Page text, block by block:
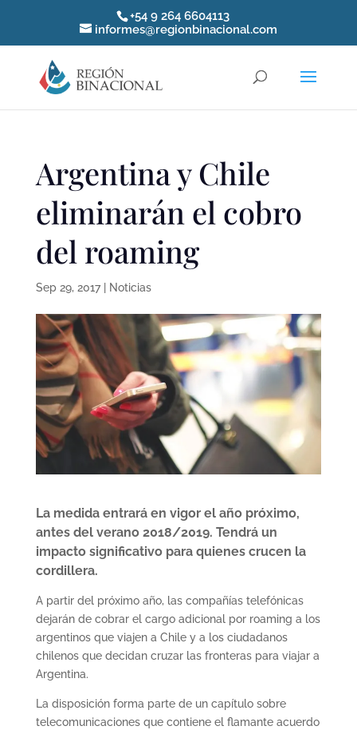
+54 9 264 6604113
informes@regionbinacional.com
Argentina y Chile
eliminarán el cobro
del roaming
Sep 29, 2017| Noticias
La medida entrará en vigor el año próximo,
antes del verano 2018/2019. Tendrá un
impacto significativo para quienes crucen la
cordillera.
A partir del próximo año, las compañías telefónicas
dejarán de cobrar el cargo adicional por roaming a los
argentinos que viajen a Chile y a los ciudadanos
chilenos que decidan cruzar las fronteras para viajar a
Argentina.
La disposición forma parte de un capítulo sobre
telecomunicaciones que contiene el flamante acuerdo